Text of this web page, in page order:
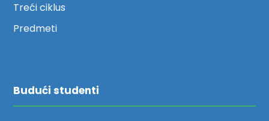
Treći ciklus
Predmeti
Budući studenti